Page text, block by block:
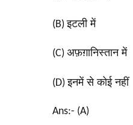
(B)इटली में
(C) अफ़ग़ानिस्तान में
(D)इनमें से कोई नहीं
Ans:- (A)